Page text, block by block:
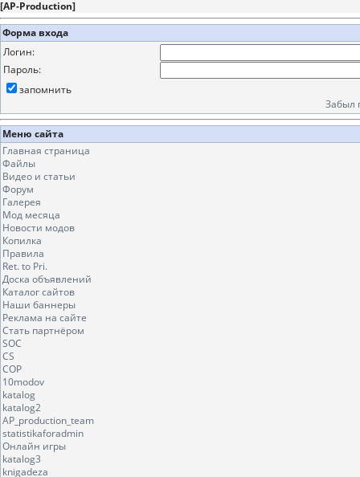
[AP-Production]
Форма входа
Логин:
Пароль:
запомнить
Забыл
Меню сайта
Главная страница
Файлы
Видео и статьи
Форум
Галерея
Мод месяца
Новости модов
Копилка
Правила
Ret. to Pri.
Доска объявлений
Каталог сайтов
Наши баннеры
Реклама на сайте
Стать партнёром
SOC
CS
COP
10modov
katalog
katalog2
AP_production_team
statistikaforadmin
Онлайн игры
katalog3
knigadeza